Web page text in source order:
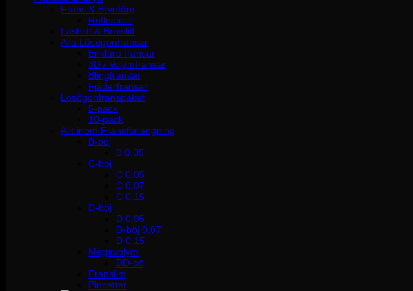
Frans & Brynfärg
Reflectocil
Lashlift & Browlift
Alla Lösögonfransar
Enklare fransar
3D / Volymfransar
Blingfransar
Fjäderfransar
Lösögonfranspaket
5-pack
10-pack
Allt inom Fransförlängning
B-böj
B 0.05
C-böj
C 0,05
C 0,07
C 0,15
D-böj
D 0,05
D-böj 0,07
D 0,15
Megavolym
DD-böj
Franslim
Pincetter